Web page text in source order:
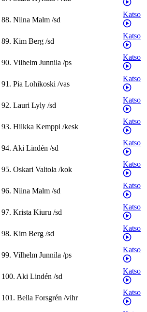
88. Niina Malm /sd
Katso
89. Kim Berg /sd
Katso
90. Vilhelm Junnila /ps
Katso
91. Pia Lohikoski /vas
Katso
92. Lauri Lyly /sd
Katso
93. Hilkka Kemppi /kesk
Katso
94. Aki Lindén /sd
Katso
95. Oskari Valtola /kok
Katso
96. Niina Malm /sd
Katso
97. Krista Kiuru /sd
Katso
98. Kim Berg /sd
Katso
99. Vilhelm Junnila /ps
Katso
100. Aki Lindén /sd
Katso
101. Bella Forsgrén /vihr
Katso